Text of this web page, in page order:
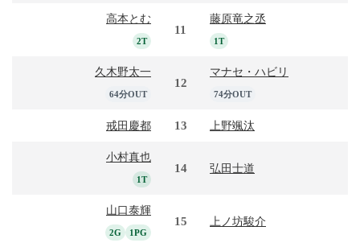
高本とむ
2T
11
藤原竜之丞
1T
久木野太一
64分OUT
12
マナセ・ハビリ
74分OUT
戒田慶都 13 上野颯汰
小村真也
1T
14 弘田士道
山口泰輝
2G 1PG
15 上ノ坊駿介